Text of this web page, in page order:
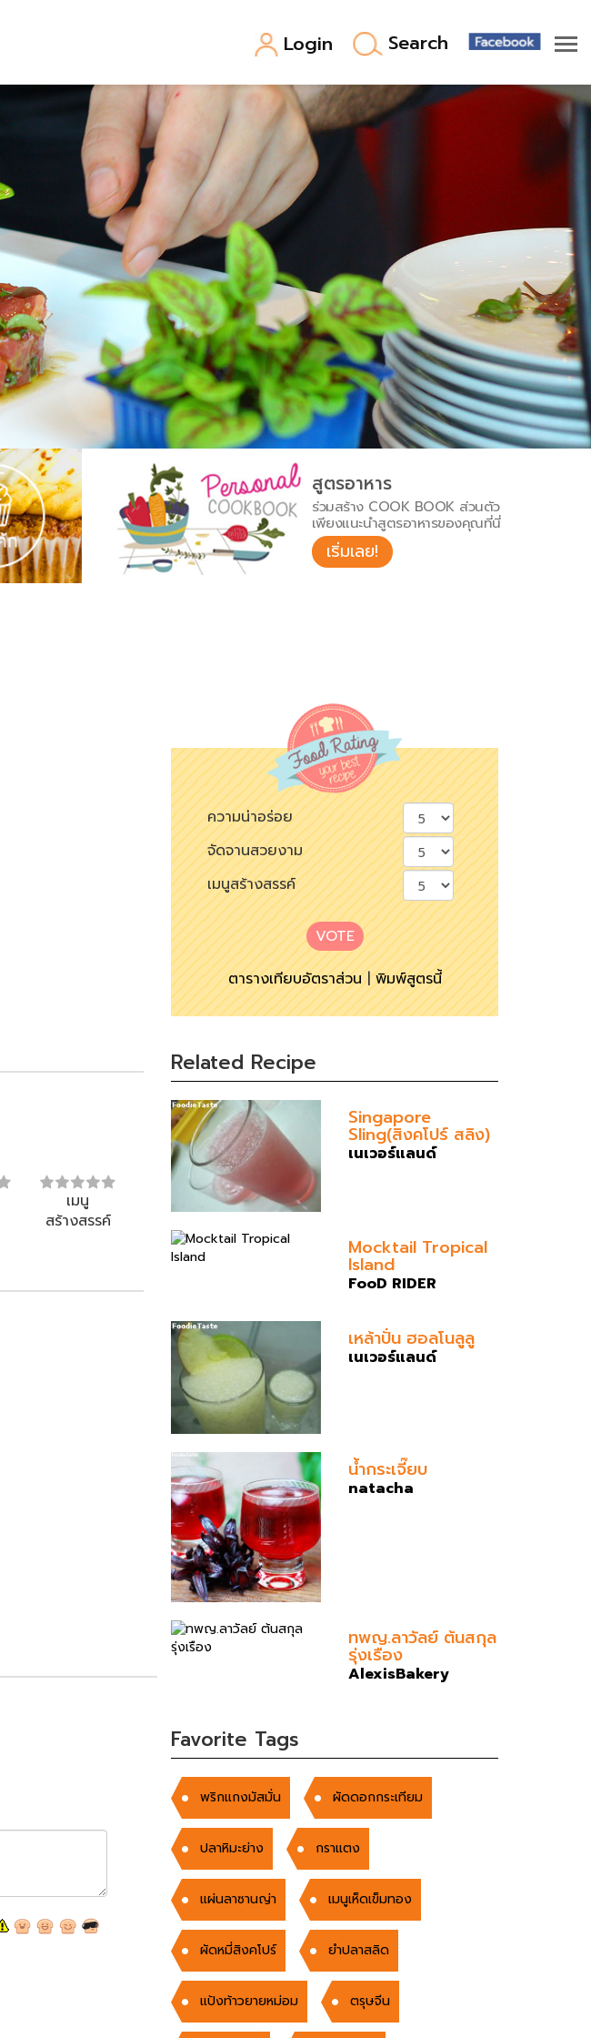
Login Search
สูตรอาหาร
ร่วมสร้าง COOK BOOK ส่วนตัว
เพียงแนะนำสูตรอาหารของคุณที่นี่
เริ่มเลย!
เมนู
สร้างสรรค์
ความน่าอร่อย
จัดจานสวยงาม
เมนูสร้างสรรค์
VOTE
ตารางเทียบอัตราส่วน|พิมพ์สูตรนี้
Related Recipe
Singapore
Sling(สิงคโปร์ สลิง)
เนเวอร์แลนด์
Mocktail Tropical
Island
FooD RIDER
เหล้าปั่น ฮอลโนลูลู
เนเวอร์แลนด์
น้ำกระเจี๊ยบ
natacha
ทพญ.ลาวัลย์ ต้นสกุล
รุ่งเรือง
AlexisBakery
Favorite Tags
พริกแกงมัสมั่น ผัดดอกกระเทียม
ปลาหิมะย่าง กราแตง
แผ่นลาซานญ่า เมนูเห็ดเข็มทอง
ผัดหมี่สิงคโปร์ ยำปลาสลิด
แป้งท้าวยายหม่อม ตรุษจีน